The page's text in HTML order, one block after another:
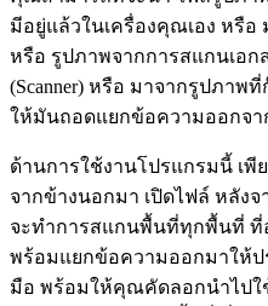
มีอยู่แล้วในเครื่องคุณเอง หรือ
หรือ รูปภาพจากการสแกนเอก
(Scanner) หรือ มาจากรูปภาพ
ให้มันถอดแยกข้อความออกจา
ด้านการใช้งานโปรแกรมนี้ เ
จากข้างนอกมา เปิดไฟล์ หลังจ
จะทำการสแกนพื้นที่ทุกพื้นที่
พร้อมแยกข้อความออกมาให้
มือ พร้อมให้คุณคัดลอกนำไปใ